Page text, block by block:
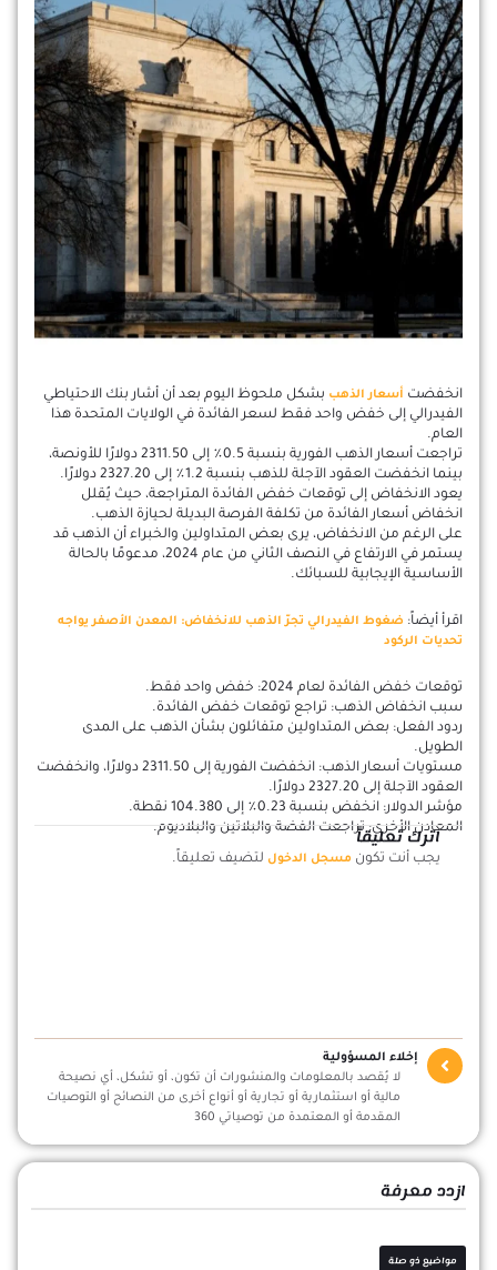
انخفضت أسعار الذهب بشكل ملحوظ اليوم بعد أن أشار بنك الاحتياطي
الفيدرالي إلى خفض واحد فقط لسعر الفائدة في الولايات المتحدة هذا
العام.
تراجعت أسعار الذهب الفورية بنسبة 0.5٪ إلى 2311.50 دولارًا للأونصة،
بينما انخفضت العقود الآجلة للذهب بنسبة 1.2٪ إلى 2327.20 دولارًا.
يعود الانخفاض إلى توقعات خفض الفائدة المتراجعة، حيث يُقلل
انخفاض أسعار الفائدة من تكلفة الفرصة البديلة لحيازة الذهب.
على الرغم من الانخفاض، يرى بعض المتداولين والخبراء أن الذهب قد
يستمر في الارتفاع في النصف الثاني من عام 2024، مدعومًا بالحالة
الأساسية الإيجابية للسبائك.
اقرأ أيضاً: ضغوط الفيدرالي تجرّ الذهب للانخفاض: المعدن الأصفر يواجه
تحديات الركود
توقعات خفض الفائدة لعام 2024: خفض واحد فقط.
سبب انخفاض الذهب: تراجع توقعات خفض الفائدة.
ردود الفعل: بعض المتداولين متفائلون بشأن الذهب على المدى
الطويل.
مستويات أسعار الذهب: انخفضت الفورية إلى 2311.50 دولارًا، وانخفضت
العقود الآجلة إلى 2327.20 دولارًا.
مؤشر الدولار: انخفض بنسبة 0.23٪ إلى 104.380 نقطة.
المعادن الأخرى: تراجعت الفضة والبلاتين والبلاديوم.
اترك تعليقاً
يجب أنت تكون مسجل الدخول لتضيف تعليقاً.
إخلاء المسؤولية
لا يُقصد بالمعلومات والمنشورات أن تكون، أو تشكل، أي نصيحة
مالية أو استثمارية أو تجارية أو أنواع أخرى من النصائح أو التوصيات
المقدمة أو المعتمدة من توصياتي 360
ازدد معرفة
مواضيع ذو صلة